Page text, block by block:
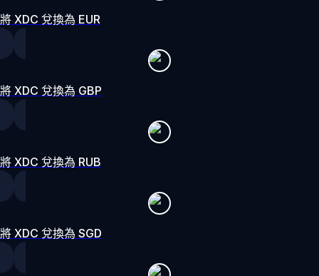
將 XDC 兌換為 EUR
將 XDC 兌換為 GBP
將 XDC 兌換為 RUB
將 XDC 兌換為 SGD